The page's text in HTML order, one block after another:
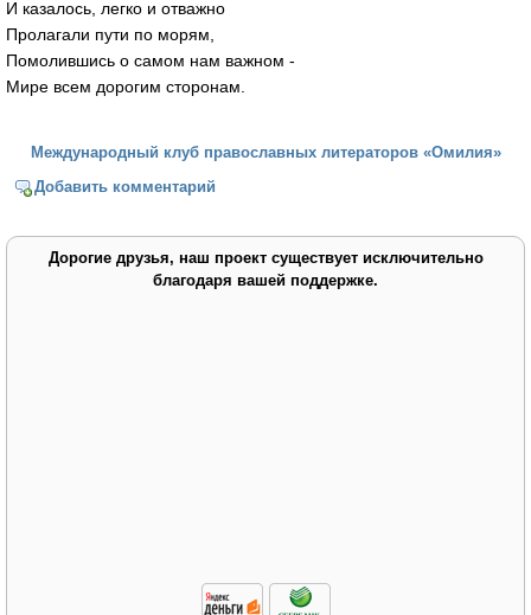
И казалось, легко и отважно
Пролагали пути по морям,
Помолившись о самом нам важном -
Мире всем дорогим сторонам.
Международный клуб православных литераторов «Омилия»
Добавить комментарий
Дорогие друзья, наш проект существует исключительно
благодаря вашей поддержке.